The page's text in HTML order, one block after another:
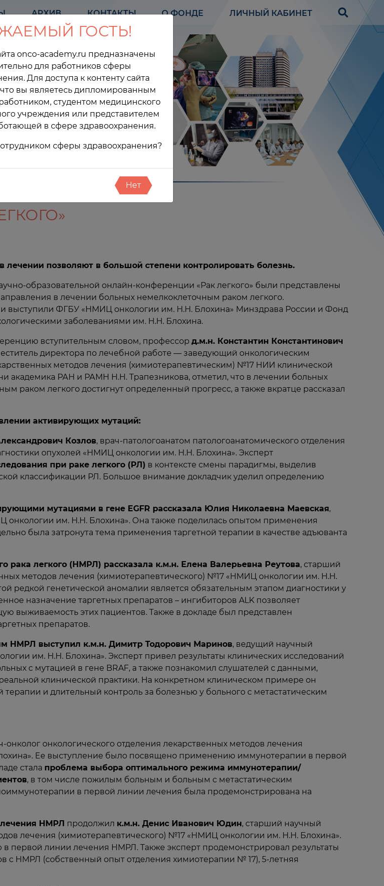
ГОСТЬ!
onco-academy.ru предназначены
для работников сферы
Для доступа к контенту сайта
вы являетесь дипломированным
студентом медицинского
учреждения или представителем
в сфере здравоохранения.
сферы здравоохранения?
Нет
АРХИВ КОНТАКТЫ О ФОНДЕ ЛИЧНЫЙ КАБИНЕТ
лечении позволяют в большой степени контролировать болезнь.
образовательной онлайн-конференции «Рак легкого» были представлены
в лечении больных немелкоклеточным раком легкого.
выступили ФГБУ «НМИЦ онкологии им. Н.Н. Блохина» Минздрава России и Фонд
заболеваниями им. Н.Н. Блохина.
вступительным словом, профессор д.м.н. Константин Константинович
директора по лечебной работе — заведующий онкологическим
методов лечения (химиотерапевтическим) №17 НИИ клинической
академика РАН и РАМН Н.Н. Трапезникова, отметил, что в лечении больных
раком легкого достигнут определенный прогресс, а также вкратце рассказал
активирующих мутаций:
Козлов, врач-патологоанатом патологоанатомического отделения
опухолей «НМИЦ онкологии им. Н.Н. Блохина». Эксперт
при раке легкого (РЛ) в контексте смены парадигмы, выделив
классификации РЛ. Большое внимание докладчик уделил определению
мутациями в гене EGFR рассказала Юлия Николаевна Маевская,
онкологии им. Н.Н. Блохина». Она также поделилась опытом применения
была затронута тема применения таргетной терапии в качестве адъюванта
рака легкого (НМРЛ) рассказала к.м.н. Елена Валерьевна Реутова, старший
методов лечения (химиотерапевтического) №17 «НМИЦ онкологии им. Н.Н.
редкой генетической аномалии является обязательным этапом диагностики у
назначение таргетных препаратов – ингибиторов ALK позволяет
выживаемость этих пациентов. Также в докладе был представлен
препаратов.
НМРЛ выступил к.м.н. Димитр Тодорович Маринов, ведущий научный
им. Н.Н. Блохина». Эксперт привел результаты клинических исследований
с мутацией в гене BRAF, а также познакомил слушателей с данными,
клинической практики. На конкретном клиническом примере он
и длительный контроль за болезнью у больного с метастатическим
онколог онкологического отделения лекарственных методов лечения
Ее выступление было посвящено применению иммунотерапии в первой
стала проблема выбора оптимального режима иммунотерапии/
, в том числе пожилым больным и больным с метастатическим
в первой линии лечения была продемонстрирована на
НМРЛ продолжил к.м.н. Денис Иванович Юдин, старший научный
лечения (химиотерапевтического) №17 «НМИЦ онкологии им. Н.Н. Блохина».
первой линии лечения НМРЛ. Также эксперт продемонстрировал результаты
с НМРЛ (собственный опыт отделения химиотерапии № 17), 5-летняя